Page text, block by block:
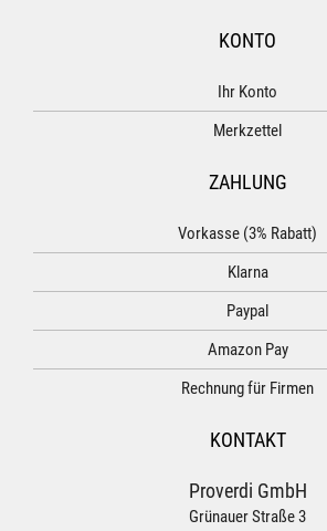
KONTO
Ihr Konto
Merkzettel
ZAHLUNG
Vorkasse (3% Rabatt)
Klarna
Paypal
Amazon Pay
Rechnung für Firmen
KONTAKT
Proverdi GmbH
Grünauer Straße 3